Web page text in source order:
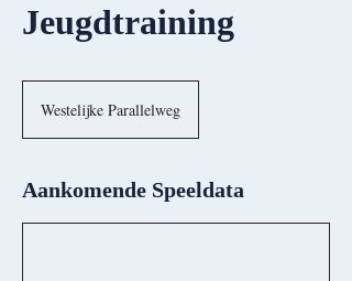
Jeugdtraining
Westelijke Parallelweg
Aankomende Speeldata